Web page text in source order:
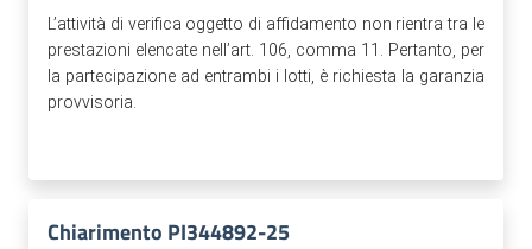
L’attività di verifica oggetto di affidamento non rientra tra le
prestazioni elencate nell’art. 106, comma 11. Pertanto, per
la partecipazione ad entrambi i lotti, è richiesta la garanzia
provvisoria.
Chiarimento PI344892-25